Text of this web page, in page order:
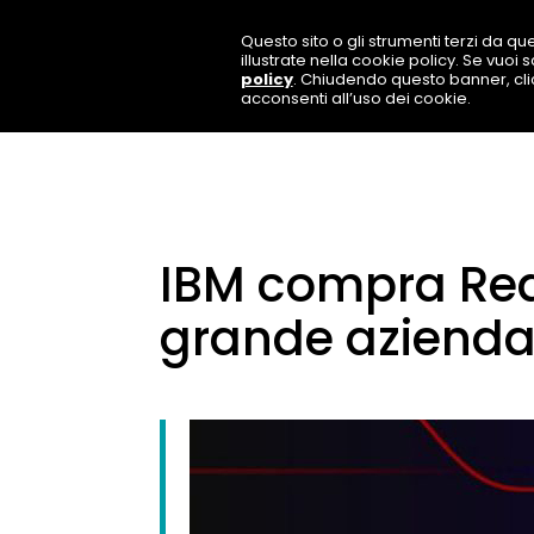
IBM compra
grande
Questo sito o gli strumenti terzi da
illustrate nella cookie policy. Se vuoi
policy. Chiudendo questo banner,
acconsenti all’uso dei cookie.